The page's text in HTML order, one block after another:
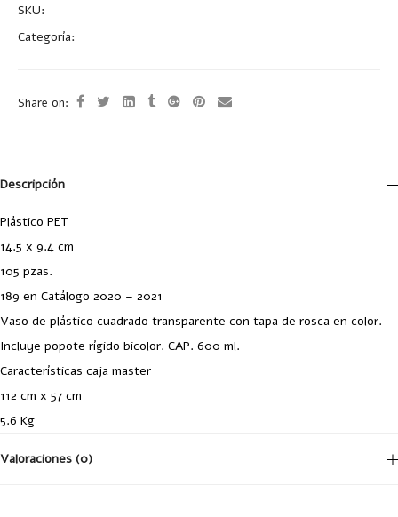
SKU:
Categoría:
Share on:
Descripción
Plástico PET
14.5 x 9.4 cm
105 pzas.
189 en Catálogo 2020 – 2021
Vaso de plástico cuadrado transparente con tapa de rosca en color.
Incluye popote rígido bicolor. CAP. 600 ml.
Características caja master
112 cm x 57 cm
5.6 Kg
Valoraciones (0)